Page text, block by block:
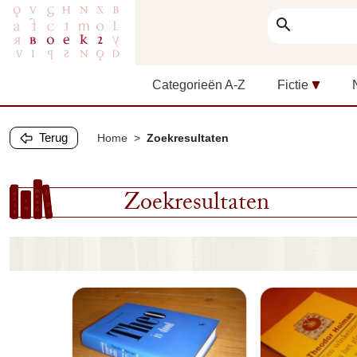
search
Categorieën A-Z Fictie
Terug Home Zoekresultaten
Zoekresultaten